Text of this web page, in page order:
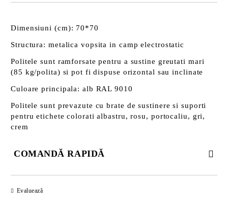
Dimensiuni (cm): 70*70
Structura: metalica vopsita in camp electrostatic
Politele sunt ramforsate pentru a sustine greutati mari
(85 kg/polita) si pot fi dispuse orizontal sau inclinate
Culoare principala: alb RAL 9010
Politele sunt prevazute cu brate de sustinere si suporti
pentru etichete colorati albastru, rosu, portocaliu, gri,
crem
COMANDĂ RAPIDĂ
Evaluează